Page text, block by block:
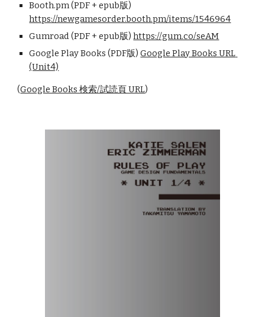
https://newgamesorder.booth.pm/items/1546964
Gumroad (PDF + epub版) https://gum.co/seAM
Google Play Books (PDF版) Google Play Books URL
(Unit4)
(Google Books 検索/試読頁 URL)